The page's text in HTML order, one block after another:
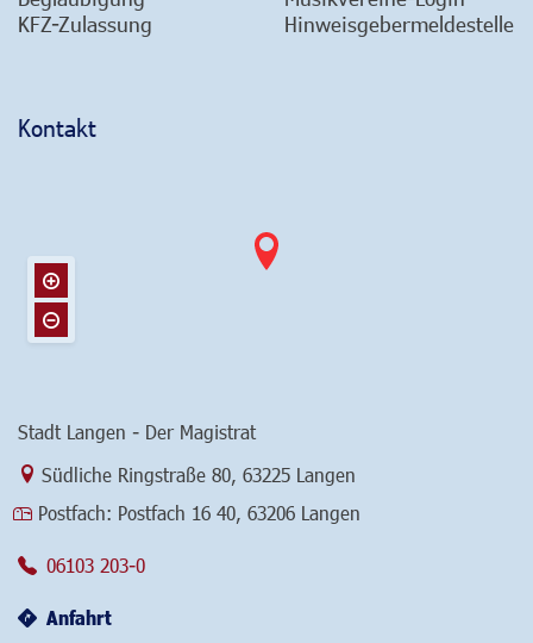
KFZ-Zulassung
Hinweisgebermeldestelle
Kontakt
Stadt Langen - Der Magistrat
Link zur Google-Maps Navigation
Südliche Ringstraße 80, 63225 Langen
Postfach: Postfach 16 40, 63206 Langen
06103 203-0
Anfahrt